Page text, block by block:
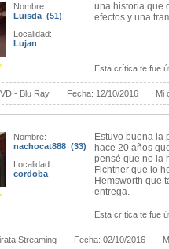
Nombre:
Luisda (51)
Localidad:
Lujan
una historia que
efectos y una
Esta crítica te fue
- Blu Ray Fecha: 12/10/2016 Mi
Nombre:
nachocat888 (33)
Localidad:
cordoba
Estuvo buena la
hace 20 años
pensé que no la
Fichtner que lo
Hemsworth que
entrega.
Esta crítica te fue
Streaming Fecha:02/10/2016